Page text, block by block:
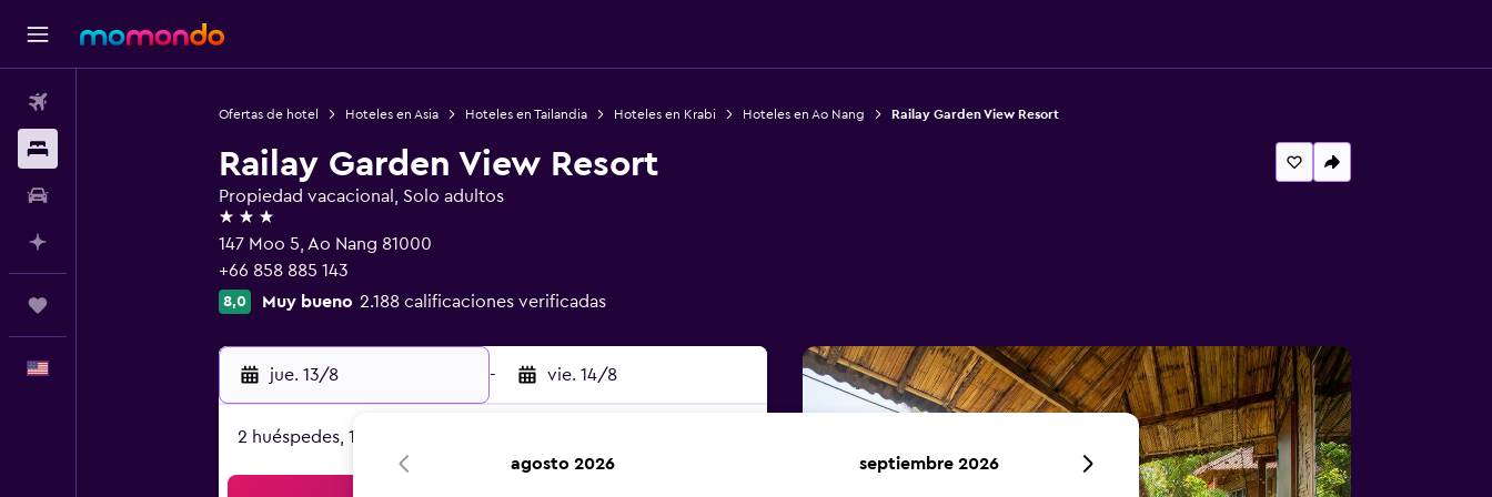
Ofertas de hotel Hoteles en Asia Hoteles en Tailandia Hoteles en Krabi Hoteles en Ao Nang Railay Garden View Resort
Railay Garden View Resort
Propiedad vacacional, Solo adultos
3 estrellas
147 Moo 5, Ao Nang 81000
+66 858 885 143
8,0 Muy bueno 2.188 calificaciones verificadas
jue. 13/8 - vie. 14/8
2 huéspedes, 1 habitación
agosto 2026 septiembre 2026